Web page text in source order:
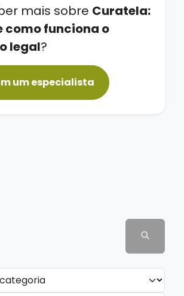
mais sobre Curatela:
como funciona o
legal?
um especialista